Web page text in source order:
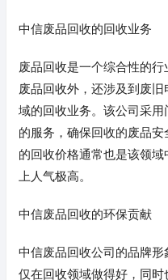
中信废品回收的回收业务
废品回收是一个综合性的
废品回收外，还涉及到废
域的回收业务。该公司采
的服务，确保回收的废品
的回收价格通常也是该领
上人气极高。
中信废品回收的环保贡献
中信废品回收公司的品牌
仅在回收领域做得好，同时